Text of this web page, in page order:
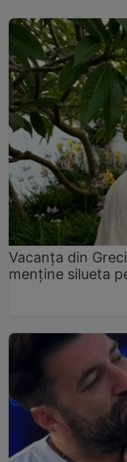
Vacanța din
menține silueta